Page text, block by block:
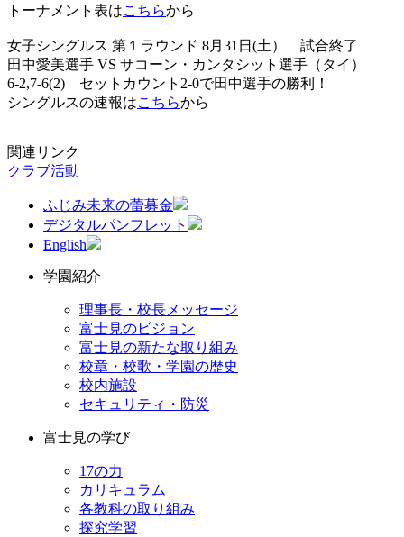
トーナメント表はこちらから
女子シングルス 第１ラウンド 8月31日(土） 試合終了
田中愛美選手 VS サコーン・カンタシット選手（タイ）
6-2,7-6(2) セットカウント2-0で田中選手の勝利！
シングルスの速報はこちらから
関連リンク
クラブ活動
ふじみ未来の蕾募金
デジタルパンフレット
English
学園紹介
理事長・校長メッセージ
富士見のビジョン
富士見の新たな取り組み
校章・校歌・学園の歴史
校内施設
セキュリティ・防災
富士見の学び
17の力
カリキュラム
各教科の取り組み
探究学習